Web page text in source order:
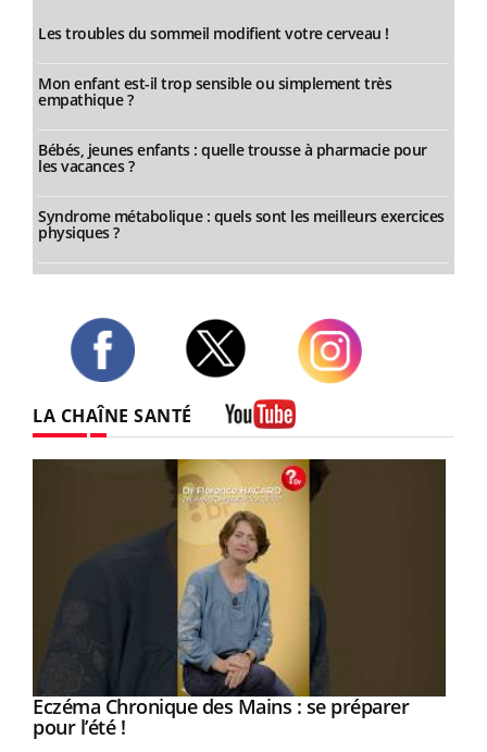
Les troubles du sommeil modifient votre cerveau !
Mon enfant est-il trop sensible ou simplement très
empathique ?
Bébés, jeunes enfants : quelle trousse à pharmacie pour
les vacances ?
Syndrome métabolique : quels sont les meilleurs exercices
physiques ?
LA CHAÎNE SANTÉ
Youtube
Eczéma Chronique des Mains : se préparer
pour l’été !Youtube